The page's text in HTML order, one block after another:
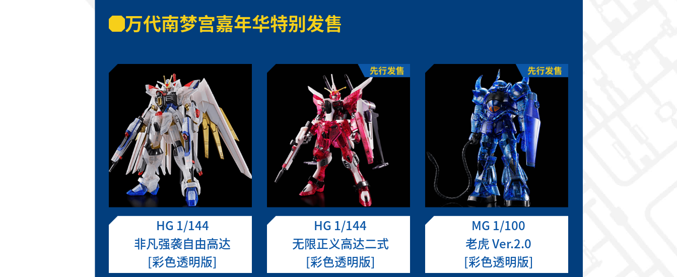
万代南梦宫嘉年华特别发售
HG 1/144
非凡强袭自由高达
[彩色透明版]
HG 1/144
无限正义高达二式
[彩色透明版]
MG 1/100
老虎 Ver.2.0
[彩色透明版]